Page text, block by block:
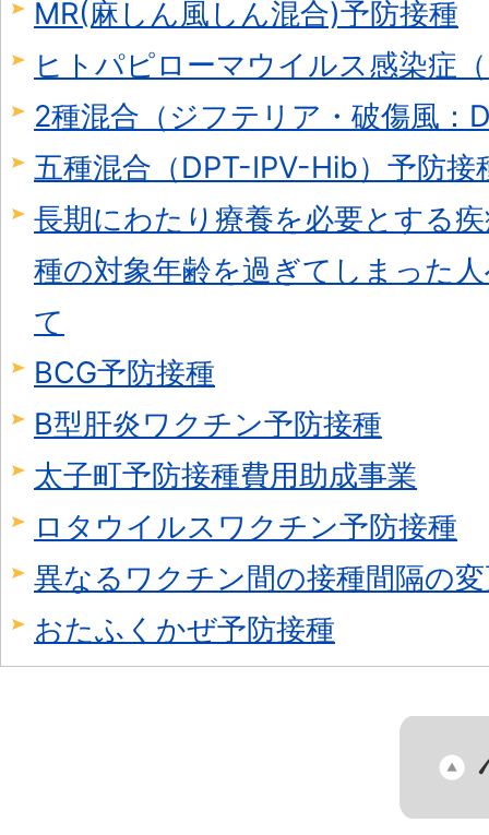
MR(麻しん風しん混合)予防接種
ヒトパピローマウイルス感染症
2種混合（ジフテリア・破傷風：
五種混合（DPT-IPV-Hib）予防接
長期にわたり療養を必要とする
種の対象年齢を過ぎてしまった
て
BCG予防接種
B型肝炎ワクチン予防接種
太子町予防接種費用助成事業
ロタウイルスワクチン予防接種
異なるワクチン間の接種間隔の
おたふくかぜ予防接種